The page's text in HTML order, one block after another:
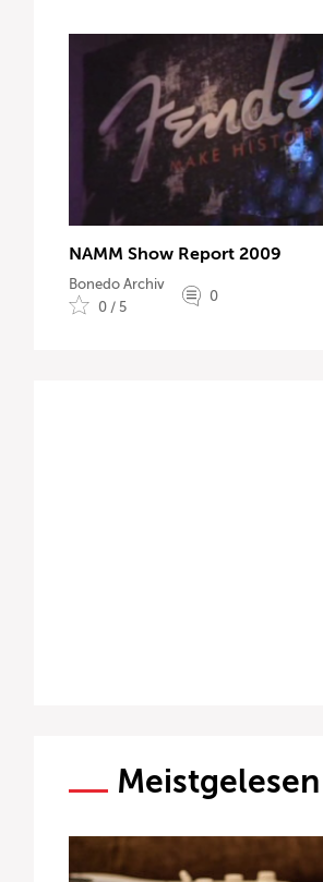
NAMM Show Report 2009
Bonedo Archiv
0 / 5
0
Meistgelesen